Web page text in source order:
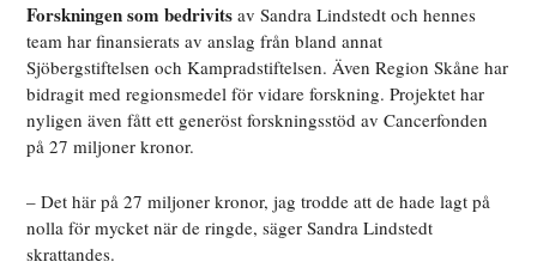
Forskningen som bedrivits av Sandra Lindstedt och hennes
team har finansierats av anslag från bland annat
Sjöbergstiftelsen och Kampradstiftelsen. Även Region Skåne har
bidragit med regionsmedel för vidare forskning. Projektet har
nyligen även fått ett generöst forskningsstöd av Cancerfonden
på 27 miljoner kronor.
– Det här på 27 miljoner kronor, jag trodde att de hade lagt på
nolla för mycket när de ringde, säger Sandra Lindstedt
skrattandes.